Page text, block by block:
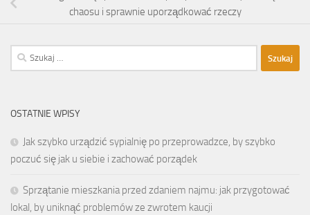
chaosu i sprawnie uporządkować rzeczy
Szukaj:
OSTATNIE WPISY
Jak szybko urządzić sypialnię po przeprowadzce, by szybko
poczuć się jak u siebie i zachować porządek
Sprzątanie mieszkania przed zdaniem najmu: jak przygotować
lokal, by uniknąć problemów ze zwrotem kaucji